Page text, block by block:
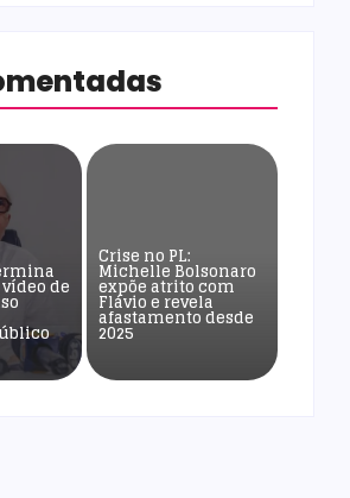
de
Crise no PL:
Michelle Bolsonaro
expõe atrito com
Flávio e revela
afastamento desde
2025